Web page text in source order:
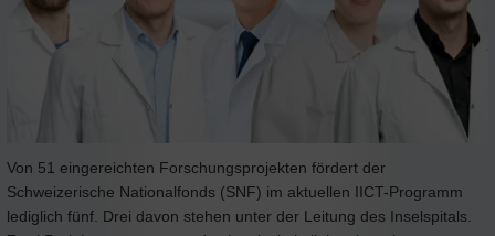
Von 51 eingereichten Forschungsprojekten fördert der
Schweizerische Nationalfonds (SNF) im aktuellen IICT-Programm
lediglich fünf. Drei davon stehen unter der Leitung des Inselspitals.